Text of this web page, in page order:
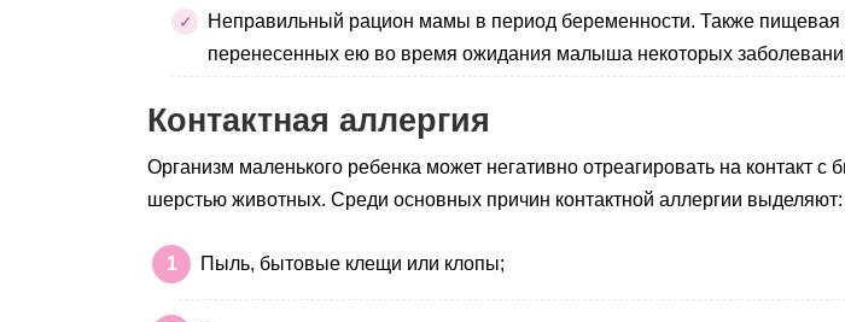
Неправильный рацион мамы в период беременности. Также
перенесенных ею во время ожидания малыша некоторых
Контактная аллергия
Организм маленького ребенка может негативно отреагировать на контакт
шерстью животных. Среди основных причин контактной аллергии выделяют:
Пыль, бытовые клещи или клопы;